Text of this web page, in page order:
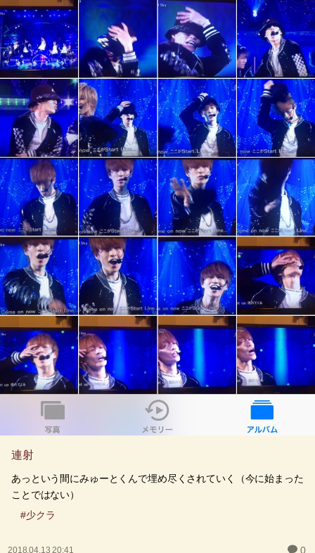
連射
あっという間にみゅーとくんで埋め尽くされていく（今に始まった
ことではない）
#少クラ
2018.04.13 20:41 0